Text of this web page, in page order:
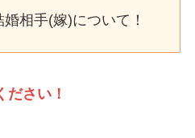
相手(嫁)について！
ださい！